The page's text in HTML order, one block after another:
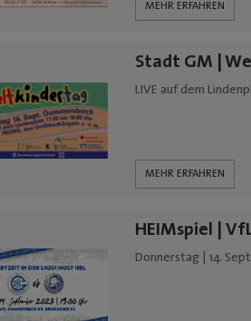
MEHR ERFAHREN
Stadt GM |
LIVE auf dem
MEHR ERFAHREN
HEIMspiel |
Donnerstag | 14.